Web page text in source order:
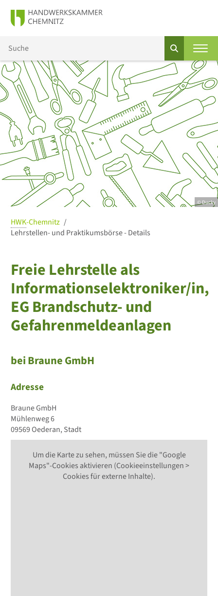
© Ducky
HWK-Chemnitz
Lehrstellen- und Praktikumsbörse - Details
Freie Lehrstelle als
Informationselektroniker/in,
EG Brandschutz- und
Gefahrenmeldeanlagen
bei Braune GmbH
Adresse
Braune GmbH
Mühlenweg 6
09569 Oederan, Stadt
Um die Karte zu sehen, müssen Sie die "Google
Maps"-Cookies aktivieren (Cookieeinstellungen >
Cookies für externe Inhalte).